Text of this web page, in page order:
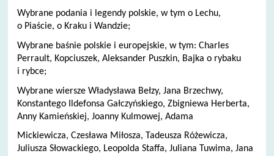
Wybrane podania i legendy polskie, w tym o Lechu,
o Piaście, o Kraku i Wandzie;
Wybrane baśnie polskie i europejskie, w tym: Charles
Perrault, Kopciuszek, Aleksander Puszkin, Bajka o rybaku
i rybce;
Wybrane wiersze Władysława Bełzy, Jana Brzechwy,
Konstantego Ildefonsa Gałczyńskiego, Zbigniewa Herberta,
Anny Kamieńskiej, Joanny Kulmowej, Adama
Mickiewicza, Czesława Miłosza, Tadeusza Różewicza,
Juliusza Słowackiego, Leopolda Staffa, Juliana Tuwima, Jana